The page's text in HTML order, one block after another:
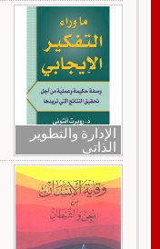
الإدارة والتطوير
الذاتي